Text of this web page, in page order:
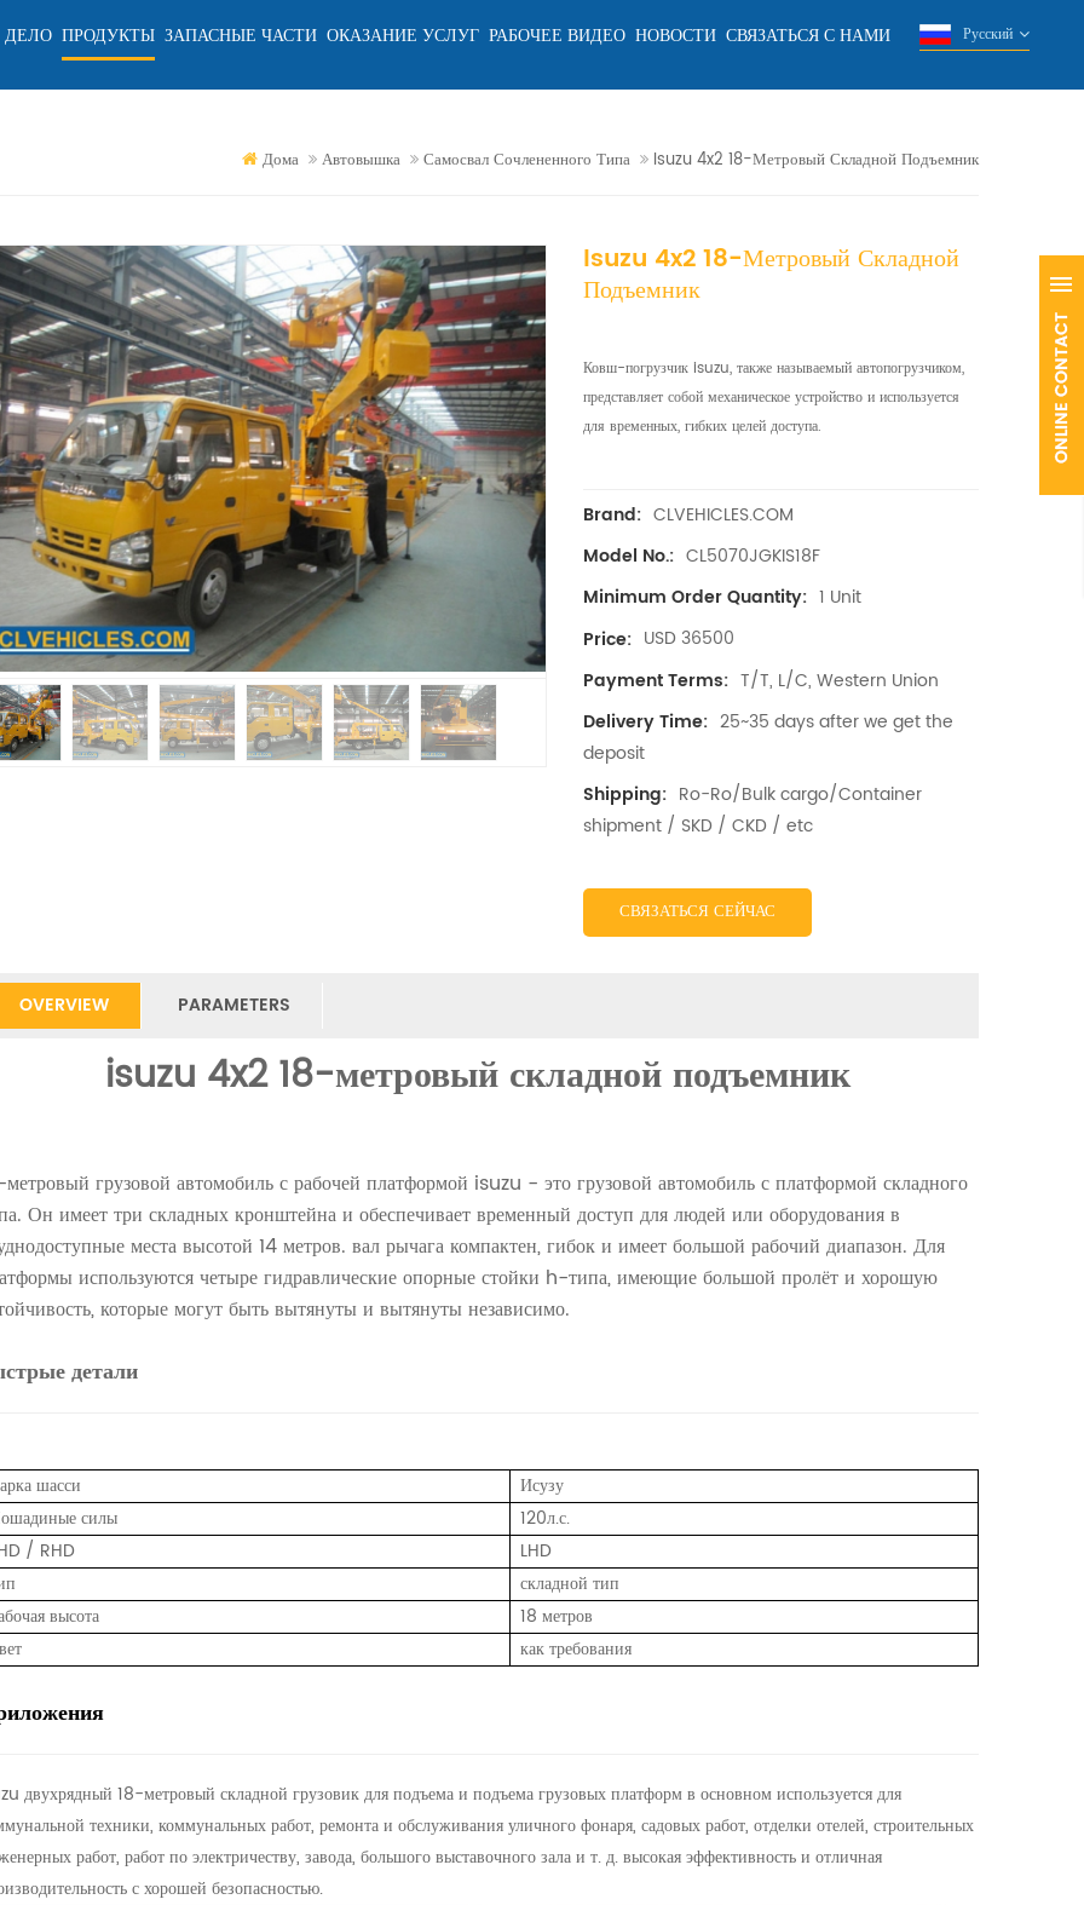
ПРОДУКТЫ ЗАПАСНЫЕ ЧАСТИ ОКАЗАНИЕ УСЛУГ РАБОЧЕЕ ВИДЕО НОВОСТИ СВЯЗАТЬСЯ С НАМИ Русский
Дома Автовышка Самосвал Сочлененного Типа Isuzu 4x2 18-Метровый Складной Подъемник
Isuzu 4x2 18-Метровый Складной
Подъемник
Ковш-погрузчик isuzu, также называемый автопогрузчиком,
представляет собой механическое устройство и используется
для временных, гибких целей доступа.
Brand: CLVEHICLES.COM
Model No.: CL5070JGKIS18F
Minimum Order Quantity: 1 Unit
Price: USD 36500
Payment Terms: T/T, L/C, Western Union
Delivery Time: 25~35 days after we get the
deposit
Shipping: Ro-Ro/Bulk cargo/Container
shipment / SKD / CKD / etc
СВЯЗАТЬСЯ СЕЙЧАС
OVERVIEW PARAMETERS
isuzu 4x2 18-метровый складной подъемник
грузовой автомобиль с рабочей платформой isuzu - это грузовой автомобиль с платформой складного
Он имеет три складных кронштейна и обеспечивает временный доступ для людей или оборудования в
места высотой 14 метров. вал рычага компактен, гибок и имеет большой рабочий диапазон. Для
используются четыре гидравлические опорные стойки h-типа, имеющие большой пролёт и хорошую
которые могут быть вытянуты и вытянуты независимо.
детали
шасси
Исузу
силы
120л.с.
/ RHD
LHD
складной тип
высота
18 метров
как требования
двухрядный 18-метровый складной грузовик для подъема и подъема грузовых платформ в основном используется для
техники, коммунальных работ, ремонта и обслуживания уличного фонаря, садовых работ, отделки отелей, строительных
работ, работ по электричеству, завода, большого выставочного зала и т. д. высокая эффективность и отличная
с хорошей безопасностью.